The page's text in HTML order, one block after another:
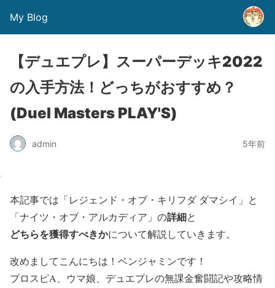
My Blog
【デュエプレ】スーパーデッキ2022
の入手方法！どっちがおすすめ？
(Duel Masters PLAY'S)
admin 5年前
本記事では 「レジェンド・オブ・キリフダ ダマシイ」 と
「ナイツ・オブ・アルカディア」 の詳細と
どちらを獲得すべきかについて解説していきます。
改めましてこんにちは！ベンジャミンです！
プロスピA、ウマ娘、デュエプレの無課金奮闘記や攻略情